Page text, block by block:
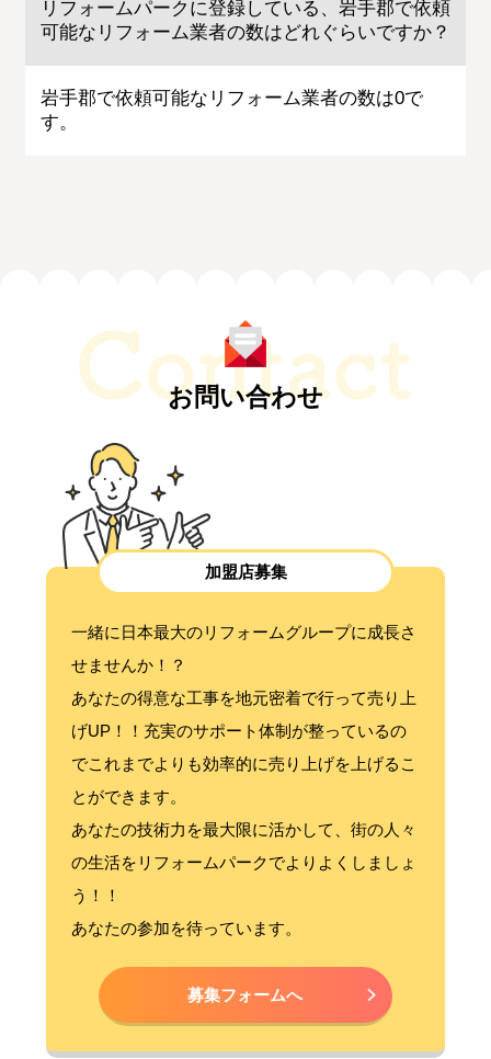
リフォームパークに登録している、岩手郡で依頼
可能なリフォーム業者の数はどれぐらいですか？
岩手郡で依頼可能なリフォーム業者の数は0で
す。
お問い合わせ
加盟店募集
一緒に日本最大のリフォームグループに成長さ
せませんか！？
あなたの得意な工事を地元密着で行って売り上
げUP！！充実のサポート体制が整っているの
でこれまでよりも効率的に売り上げを上げるこ
とができます。
あなたの技術力を最大限に活かして、街の人々
の生活をリフォームパークでよりよくしましょ
う！！
あなたの参加を待っています。
募集フォームへ